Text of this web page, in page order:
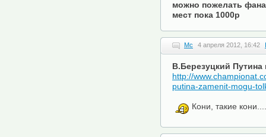
можно пожелать
мест пока 1000р
Mc 4 апреля 2012, 16:42
В.Березуцкий
http://
putina-zamenit-mogu-
Кони, такие кони....